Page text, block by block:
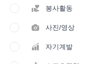
봉사활동
사진/영상
자기계발